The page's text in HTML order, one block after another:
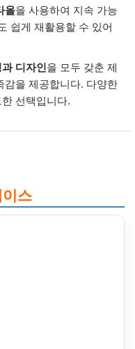
올을 사용하여 지속 가능
쉽게 재활용할 수 있어
디자인을 모두 갖춘 제
감을 제공합니다. 다양한
선택입니다.
스